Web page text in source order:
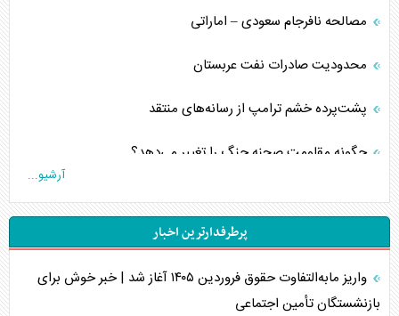
مصالحه نافرجام سعودی – اماراتی
محدودیت صادرات نفت عربستان
پشت‌پرده خشم ترامپ از رسانه‌های منتقد
چگونه مقاومت صحنه جنگ را تغییر می‌دهد؟
تحلیل جامع پدیده تراستی‌ها
تأثیر جنگ ایران و آمریکا بر اقتصاد جهانی
آرشیو...
پرطرفدارترین اخبار
واریز مابه‌التفاوت حقوق فروردین ۱۴۰۵ آغاز شد | خبر خوش برای
بازنشستگان تأمین اجتماعی